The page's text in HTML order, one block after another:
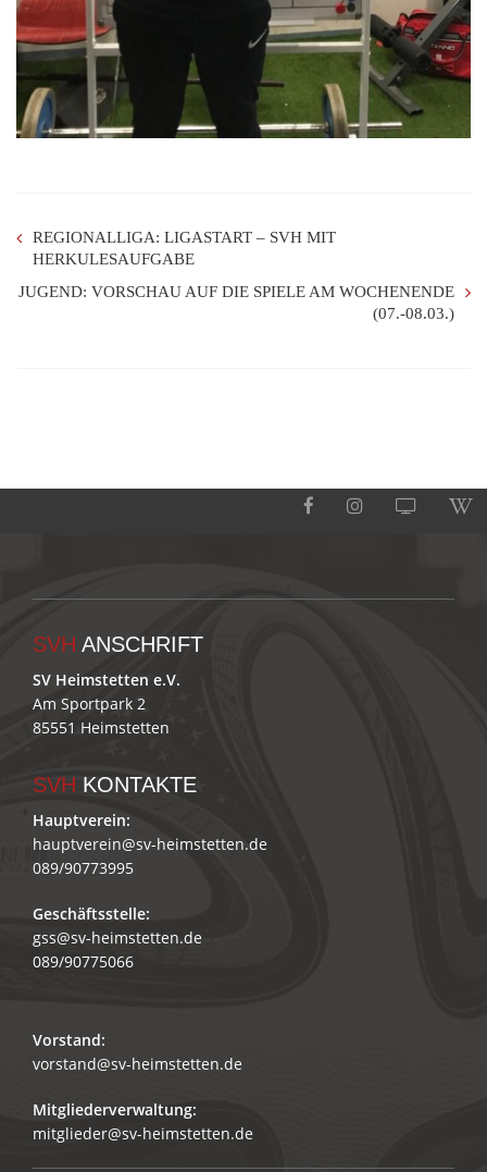
REGIONALLIGA: LIGASTART – SVH MIT
HERKULESAUFGABE
JUGEND: VORSCHAU AUF DIE SPIELE AM WOCHENENDE
(07.-08.03.)
SVH ANSCHRIFT
SV Heimstetten e.V.
Am Sportpark 2
85551 Heimstetten
SVH KONTAKTE
Hauptverein:
hauptverein@sv-heimstetten.de
089/90773995
Geschäftsstelle:
gss@sv-heimstetten.de
089/90775066
Vorstand:
vorstand@sv-heimstetten.de
Mitgliederverwaltung:
mitglieder@sv-heimstetten.de